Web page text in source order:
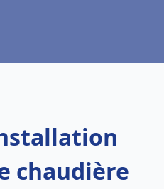
chaudière